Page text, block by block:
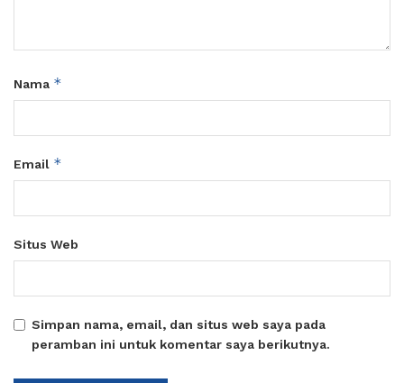
Nama *
Email *
Situs Web
Simpan nama, email, dan situs web saya pada
peramban ini untuk komentar saya berikutnya.